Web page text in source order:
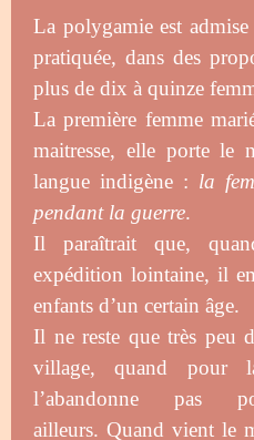
La polygamie est
pratiquée, dans des
plus de dix à quinze
La première femme
maitresse, elle porte le
langue indigène : la
pendant la guerre.
Il paraîtrait que,
expédition lointaine, il
enfants d’un certain âge.
Il ne reste que très peu
village, quand pour
l’abandonne pas
ailleurs. Quand vient le